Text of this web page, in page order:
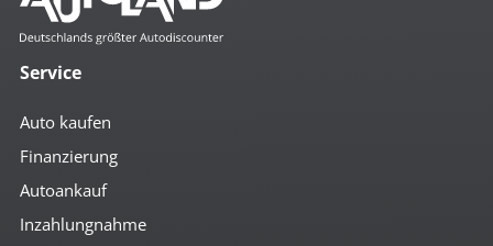
Service
Auto kaufen
Finanzierung
Autoankauf
Inzahlungnahme